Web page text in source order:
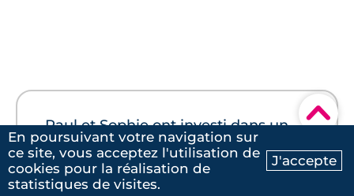
Ma recherche Contactez-nous
▾
Paul et Sophie ont investi dans un
appartement T3 de 60 m² à
Estanove, au prix de 290 000 €. Ce
En poursuivant votre navigation sur
ce site, vous acceptez l'utilisation de
cookies pour la réalisation de
statistiques de visites.
J'accepte